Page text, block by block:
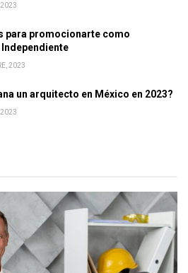
para promocionarte como
2023
un arquitecto en México en 2023?